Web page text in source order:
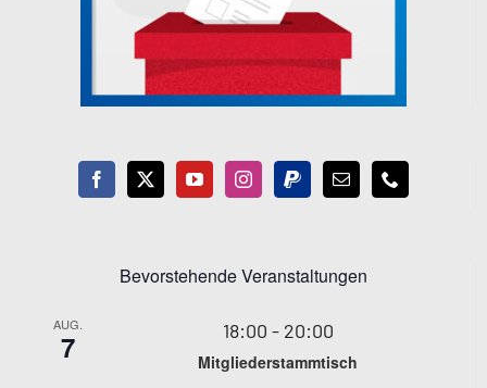
Bevorstehende Veranstaltungen
AUG.
7 18:00 - 20:00
Mitgliederstammtisch